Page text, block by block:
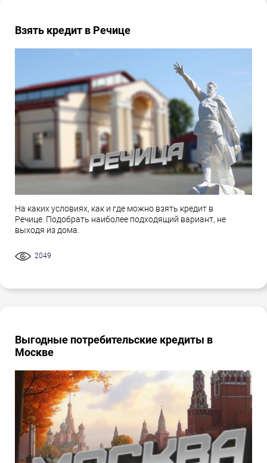
Взять кредит в Речице
На каких условиях, как и где можно взять кредит в
Речице. Подобрать наиболее подходящий вариант, не
выходя из дома.
2049
Выгодные потребительские кредиты в
Москве